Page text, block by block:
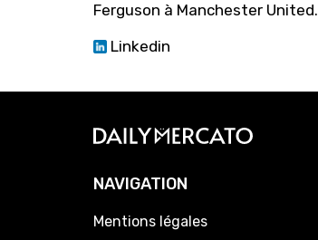
Ferguson à Manchester United.
Linkedin
NAVIGATION
Mentions légales